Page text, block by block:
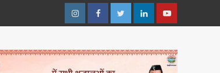
InstagramFacebookTwitterLinkedinYoutube